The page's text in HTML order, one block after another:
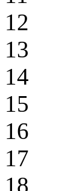
12
13
14
15
16
17
18